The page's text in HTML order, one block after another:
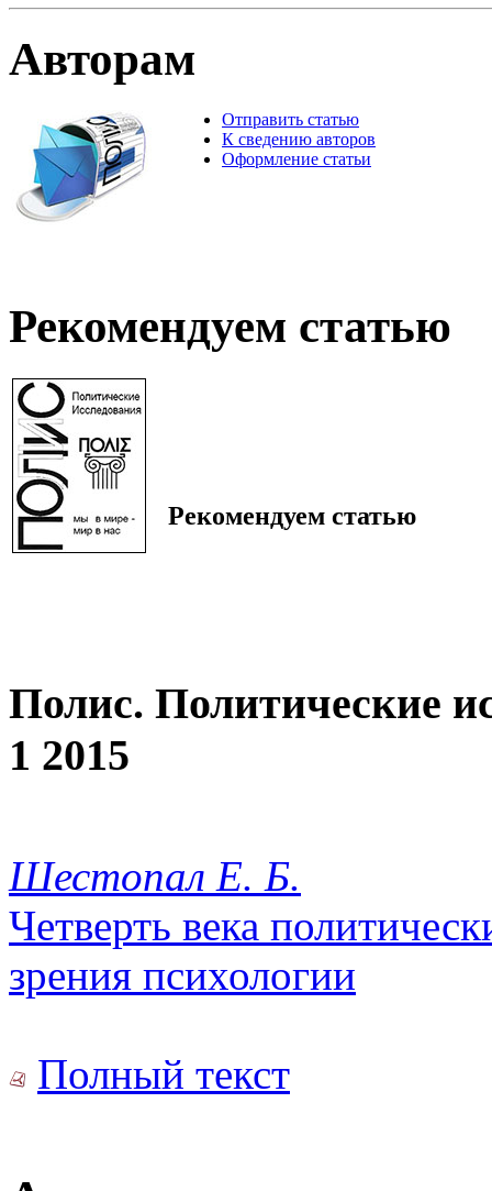
Авторам
Отправить статью
К сведению авторов
Оформление статьи
Рекомендуем статью
Рекомендуем статью
Полис. Политические
1 2015
Шестопал Е. Б.
Четверть века
зрения психологии
Полный текст